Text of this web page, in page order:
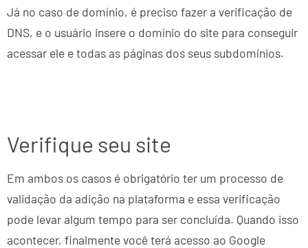
Já no caso de domínio, é preciso fazer a verificação de
DNS, e o usuário insere o domínio do site para conseguir
acessar ele e todas as páginas dos seus subdomínios.
Verifique seu site
Em ambos os casos é obrigatório ter um processo de
validação da adição na plataforma e essa verificação
pode levar algum tempo para ser concluída. Quando isso
acontecer, finalmente você terá acesso ao Google